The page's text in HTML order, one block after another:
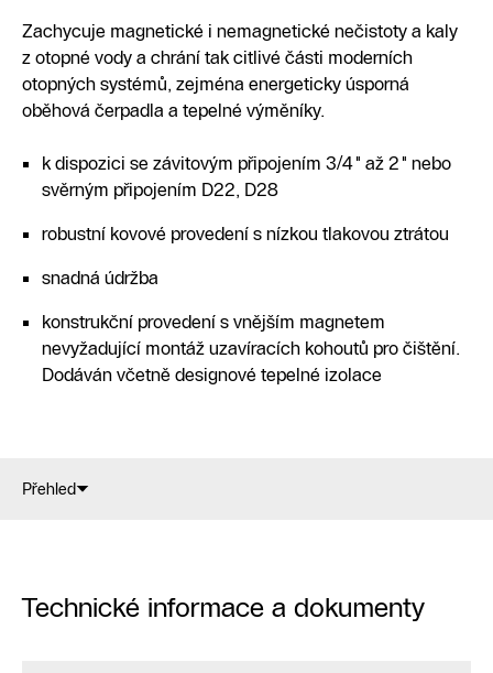
Zachycuje magnetické i nemagnetické nečistoty a kaly
z otopné vody a chrání tak citlivé části moderních
otopných systémů, zejména energeticky úsporná
oběhová čerpadla a tepelné výměníky.
k dispozici se závitovým připojením 3/4" až 2" nebo
svěrným připojením D22, D28
robustní kovové provedení s nízkou tlakovou ztrátou
snadná údržba
konstrukční provedení s vnějším magnetem
nevyžadující montáž uzavíracích kohoutů pro čištění.
Dodáván včetně designové tepelné izolace
Přehled
Technické informace a dokumenty